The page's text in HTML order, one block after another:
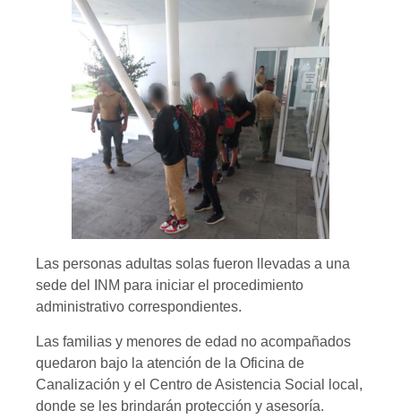
Las personas adultas solas fueron llevadas a una
sede del INM para iniciar el procedimiento
administrativo correspondientes.
Las familias y menores de edad no acompañados
quedaron bajo la atención de la Oficina de
Canalización y el Centro de Asistencia Social local,
donde se les brindarán protección y asesoría.